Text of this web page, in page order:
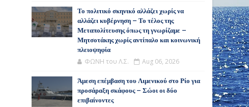
Το πολιτικό σκηνικό αλλάζει χωρίς να
αλλάζει κυβέρνηση – Το τέλος της
Μεταπολίτευσης όπως τη γνωρίζαμε –
Μητσοτάκης χωρίς αντίπαλο και κοινωνική
πλειοψηφία
ΦΩΝΗ του Λ.Σ. Aug 06, 2026
Άμεση επέμβαση του Λιμενικού στο Ρίο για
προσάραξη σκάφους – Σώοι οι δύο
επιβαίνοντες